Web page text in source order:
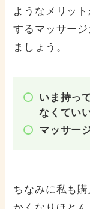
ようなメリッ
するマッサー
ましょう。
いま持っ
なくてい
マッサー
ちなみに私も